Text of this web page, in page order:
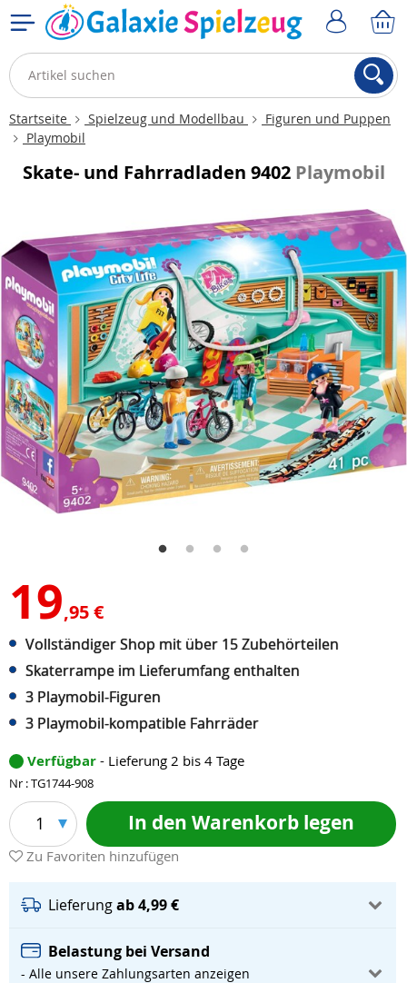
Startseite Spielzeug und Modellbau
Figuren und Puppen
Playmobil
Skate- und Fahrradladen 9402 Playmobil
19,95 €
Vollständiger Shop mit über 15 Zubehörteilen
Skaterrampe im Lieferumfang enthalten
3 Playmobil-Figuren
3 Playmobil-kompatible Fahrräder
Verfügbar - Lieferung 2 bis 4 Tage
Nr : TG1744-908
1 In den Warenkorb legen
Zu Favoriten hinzufügen
Lieferungab 4,99 €
Belastung bei Versand
- Alle unsere Zahlungsarten anzeigen